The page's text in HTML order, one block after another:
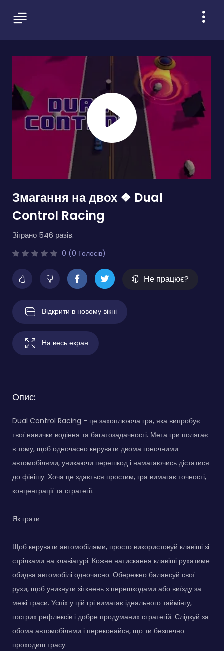
Змагання на двох ❖ Dual
Control Racing
Зіграно 546 разів.
0 (0 Голосів)
Не працює?
Відкрити в новому вікні
На весь екран
Опис:
Dual Control Racing - це захоплююча гра, яка випробує
твої навички водіння та багатозадачності. Мета гри полягає
в тому, щоб одночасно керувати двома гоночними
автомобілями, уникаючи перешкод і намагаючись дістатися
до фінішу. Хоча це здається простим, гра вимагає точності,
концентрації та стратегії.
Як грати
Щоб керувати автомобілями, просто використовуй клавіші зі
стрілками на клавіатурі. Кожне натискання клавіші рухатиме
обидва автомобілі одночасно. Обережно балансуй свої
рухи, щоб уникнути зіткнень з перешкодами або виїзду за
межі траси. Успіх у цій грі вимагає ідеального таймінгу,
гострих рефлексів і добре продуманих стратегій. Слідкуй за
обома автомобілями і переконайся, що ти безпечно
проходиш трасу.